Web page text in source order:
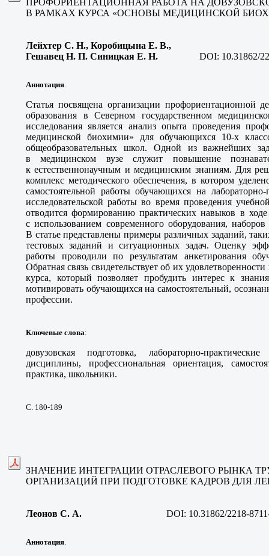
ПРОФОРИЕНТАЦИОННАЯ РАБОТА НА
В РАМКАХ КУРСА «ОСНОВЫ МЕДИЦИНСКОЙ
Лейхтер С. Н., Коробицына Е. В.,
Гешавец Н. П. Синицкая Е. Н. DOI: 10.31862/
Аннотация.
Статья посвящена организации профориентационной
образования в Северном государственном
исследования является анализ опыта проведения
медицинской биохимии» для обучающихся 10-х
общеобразовательных школ. Одной из важнейших
в медицинском вузе служит повышение
к естественнонаучным и медицинским знаниям. Для
комплекс методического обеспечения, в котором
самостоятельной работы обучающихся на
исследовательской работы во время проведения
отводится формированию практических навыков в
с использованием современного оборудования,
В статье представлены примеры различных заданий,
тестовых заданий и ситуационных задач. Оценку
работы проводили по результатам анкетирования
Обратная связь свидетельствует об их
курса, который позволяет пробудить интерес к
мотивировать обучающихся на самостоятельный,
профессии.
Ключевые слова:
довузовская подготовка, лабораторно-
дисциплины, профессиональная ориентация,
практика, школьники.
С. 180-189
ЗНАЧЕНИЕ ИНТЕГРАЦИИ ОТРАСЛЕВОГО РЫНКА
ОРГАНИЗАЦИЙ ПРИ ПОДГОТОВКЕ КАДРОВ ДЛЯ
Леонов С. А. DOI: 10.31862/2218-
Аннотация.